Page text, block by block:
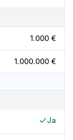
1.000 €
1.000.000 €
Ja